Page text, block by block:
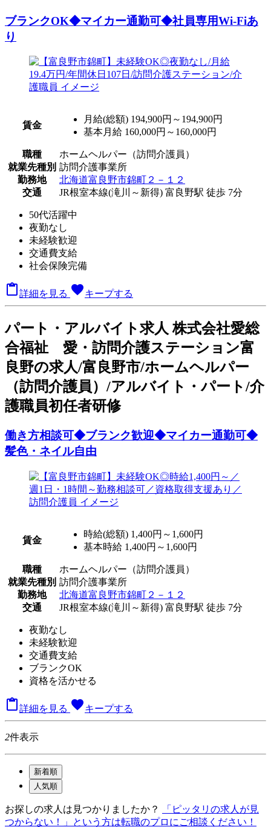
ブランクOK◆マイカー通勤可◆社員専用Wi-Fiあ
り
賃金
月給(総額) 194,900円～194,900円
基本月給 160,000円～160,000円
職種
ホームヘルパー（訪問介護員）
就業先種別 訪問介護事業所
勤務地
北海道富良野市錦町２－１２
交通
JR根室本線(滝川～新得) 富良野駅 徒歩 7分
50代活躍中
夜勤なし
未経験歓迎
交通費支給
社会保険完備
 詳細を見る favoriteキープする
パート ・アルバイト求人 株式会社愛総
合福祉 愛・訪問介護ステーション富
良野の求人/富良野市/ホームヘルパー
（訪問介護員）/アルバイト・パート/介
護職員初任者研修
働き方相談可◆ブランク歓迎◆マイカー通勤可◆
髪色・ネイル自由
賃金
時給(総額) 1,400円～1,600円
基本時給 1,400円～1,600円
職種
ホームヘルパー（訪問介護員）
就業先種別 訪問介護事業所
勤務地
北海道富良野市錦町２－１２
交通
JR根室本線(滝川～新得) 富良野駅 徒歩 7分
夜勤なし
未経験歓迎
交通費支給
ブランクOK
資格を活かせる
詳細を見る favoriteキープする
2件表示
新着順
人気順
お探しの求人は見つかりましたか？
「ピッタリの求人が見
つからない！」という方は転職のプロにご相談ください！